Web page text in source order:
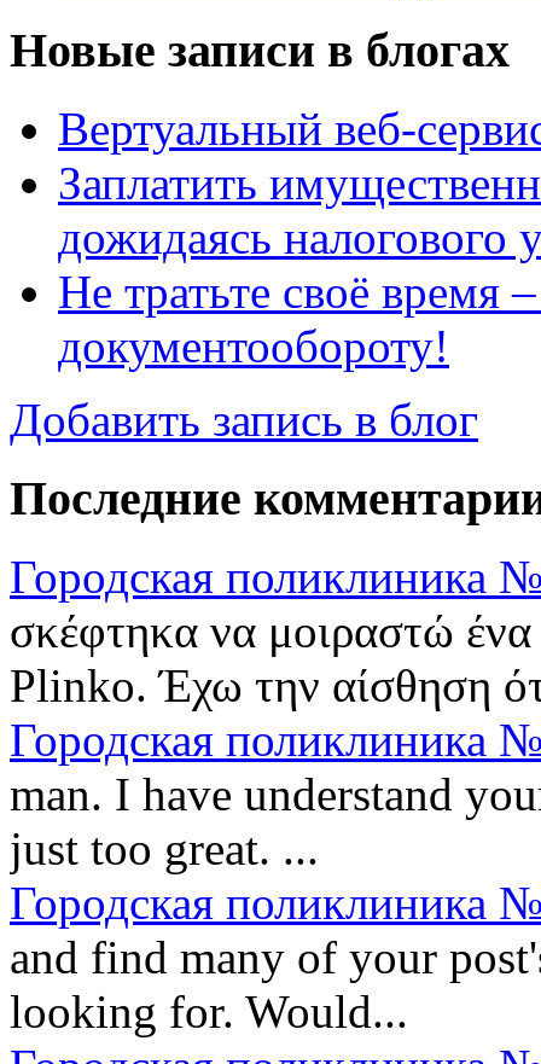
Новые записи в блогах
Вертуальный веб-
Заплатить
дожидаясь налогового
Не тратьте своё время
документообороту!
Добавить запись в блог
Последние
Городская поликлиника
σκέφτηκα να μοιραστώ
Plinko. Έχω την αίσθηση
Городская поликлиника
man. I have understand
just too great. ...
Городская поликлиника
and find many of your
looking for. Would...